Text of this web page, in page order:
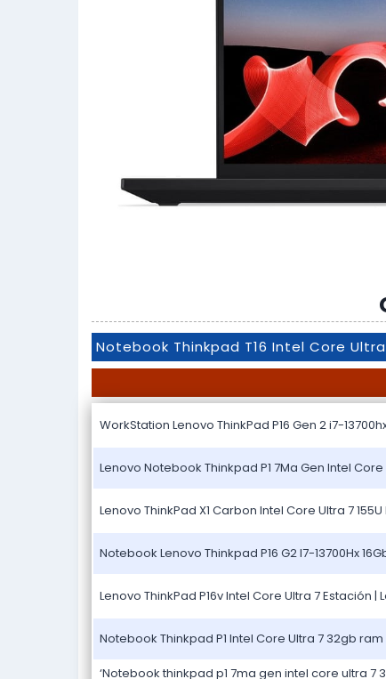
Notebook Thinkpad T16 Intel Core
WorkStation Lenovo ThinkPad P16 Gen 2 i7-
Lenovo Notebook Thinkpad P1 7Ma Gen Intel Core
Lenovo ThinkPad X1 Carbon Intel Core Ultra 7 155U
Notebook Lenovo Thinkpad P16 G2 I7-13700Hx 16Gb
Lenovo ThinkPad P16v Intel Core Ultra 7 Estación |
Notebook Thinkpad P1 Intel Core Ultra 7 32gb ram
‘Notebook thinkpad p1 7ma gen intel core ultra 7